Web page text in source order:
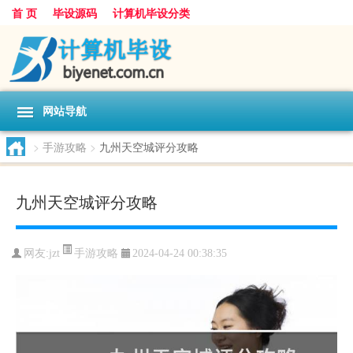
首 页 毕设源码 计算机毕设分类
网站导航
> 手游攻略 > 九州天空城评分攻略
九州天空城评分攻略
网友:jzt 手游攻略 2024-04-24 00:38:35